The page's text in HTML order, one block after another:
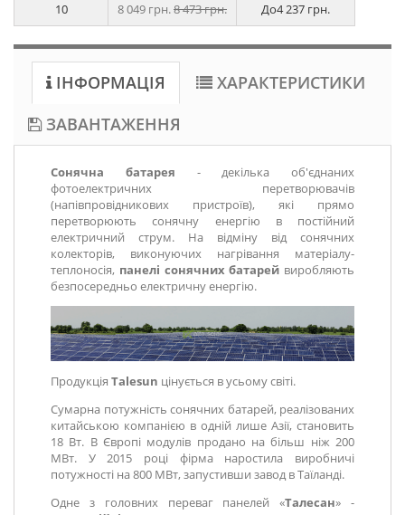
10 8 049 грн.8 473 грн. До4 237 грн.
ІНФОРМАЦІЯ
ХАРАКТЕРИСТИКИ
ЗАВАНТАЖЕННЯ
Сонячна батарея - декілька об'єднаних
фотоелектричних перетворювачів
(напівпровідникових пристроїв), які прямо
перетворюють сонячну енергію в постійний
електричний струм. На відміну від сонячних
колекторів, виконуючих нагрівання матеріалу-
теплоносія, панелі сонячних батарей виробляють
безпосередньо електричну енергію.
Продукція Talesun цінується в усьому світі.
Сумарна потужність сонячних батарей, реалізованих
китайською компанією в одній лише Азії, становить
18 Вт. В Європі модулів продано на більш ніж 200
МВт. У 2015 році фірма наростила виробничі
потужності на 800 МВт, запустивши завод в Таїланді.
Одне з головних переваг панелей «Талесан» -